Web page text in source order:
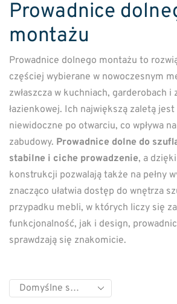
Prowadnice
montażu
Prowadnice dolnego montażu to
częściej wybierane w nowoczesnym
zwłaszcza w kuchniach, garderobach i
łazienkowej. Ich największą zaletą
niewidoczne po otwarciu, co wpływa
zabudowy. Prowadnice dolne do
stabilne i ciche prowadzenie, a
konstrukcji pozwalają także na pełny
znacząco ułatwia dostęp do wnętrza
przypadku mebli, w których liczy się
funkcjonalność, jak i design,
sprawdzają się znakomicie.